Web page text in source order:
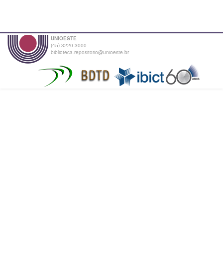
UNIOESTE
(45) 3220-3000
biblioteca.repositorio@unioeste.br